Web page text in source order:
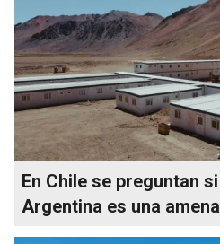
En Chile se preguntan
Argentina es una